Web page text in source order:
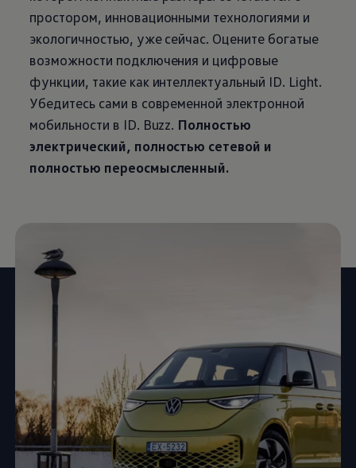
простором, инновационными технологиями и
экологичностью, уже сейчас. Оцените богатые
возможности подключения и цифровые
функции, такие как интеллектуальный ID. Light.
Убедитесь сами в современной электронной
мобильности в ID. Buzz. Полностью
электрический, полностью сетевой и
полностью переосмысленный.